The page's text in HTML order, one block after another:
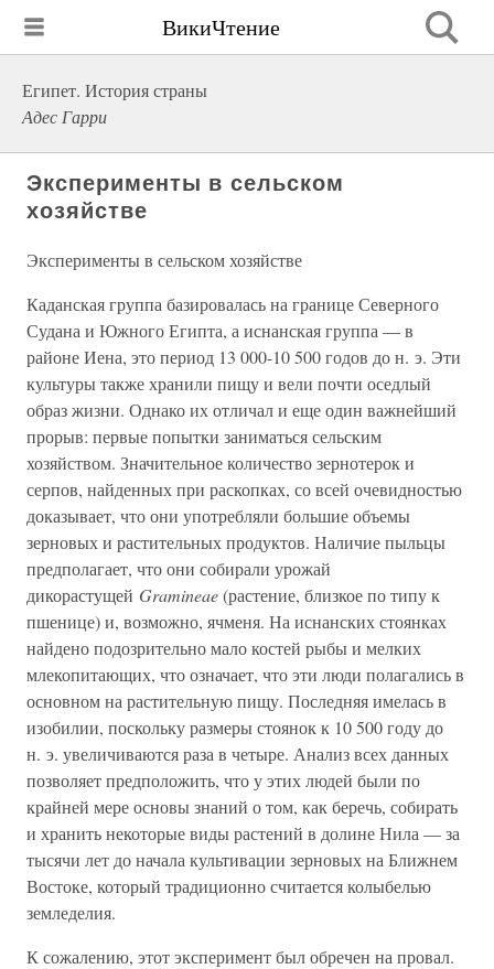
ВикиЧтение
Египет. История страны
Адес Гарри
Эксперименты в сельском
хозяйстве
Эксперименты в сельском хозяйстве
Каданская группа базировалась на границе Северного
Судана и Южного Египта, а иснанская группа — в
районе Иена, это период 13 000-10 500 годов до н. э. Эти
культуры также хранили пищу и вели почти оседлый
образ жизни. Однако их отличал и еще один важнейший
прорыв: первые попытки заниматься сельским
хозяйством. Значительное количество зернотерок и
серпов, найденных при раскопках, со всей очевидностью
доказывает, что они употребляли большие объемы
зерновых и растительных продуктов. Наличие пыльцы
предполагает, что они собирали урожай
дикорастущей Gramineae(растение, близкое по типу к
пшенице) и, возможно, ячменя. На иснанских стоянках
найдено подозрительно мало костей рыбы и мелких
млекопитающих, что означает, что эти люди полагались в
основном на растительную пищу. Последняя имелась в
изобилии, поскольку размеры стоянок к 10 500 году до
н. э. увеличиваются раза в четыре. Анализ всех данных
позволяет предположить, что у этих людей были по
крайней мере основы знаний о том, как беречь, собирать
и хранить некоторые виды растений в долине Нила — за
тысячи лет до начала культивации зерновых на Ближнем
Востоке, который традиционно считается колыбелью
земледелия.
К сожалению, этот эксперимент был обречен на провал.